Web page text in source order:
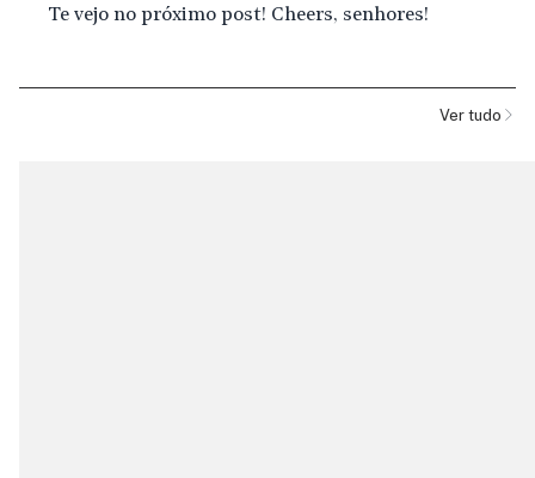
Te vejo no próximo post! Cheers, senhores!
Ver tudo